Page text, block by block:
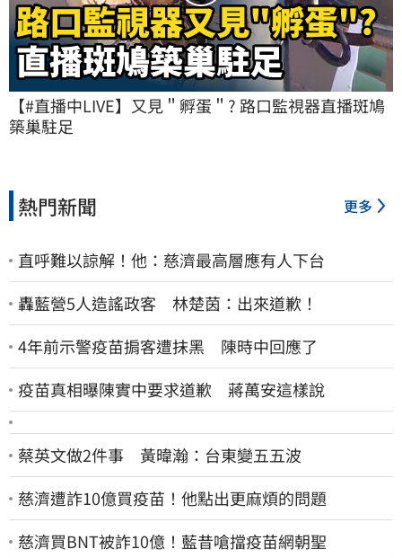
【#直播中LIVE】又見＂孵蛋＂? 路口監視器直播斑鳩
築巢駐足
熱門新聞 更多
直呼難以諒解！他：慈濟最高層應有人下台
轟藍營5人造謠政客 林楚茵：出來道歉！
4年前示警疫苗掮客遭抹黑 陳時中回應了
疫苗真相曝陳實中要求道歉 蔣萬安這樣說
蔡英文做2件事 黃暐瀚：台東變五五波
慈濟遭詐10億買疫苗！他點出更麻煩的問題
慈濟買BNT被詐10億！藍昔嗆擋疫苗網朝聖